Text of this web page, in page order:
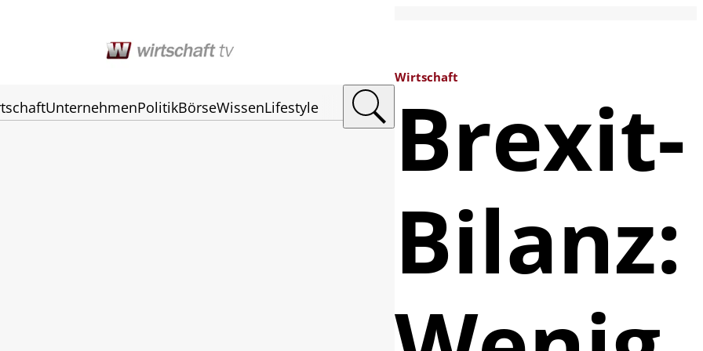
UnternehmenPolitikBörseWissenLifestyle
Wirtschaft
Brexit-
Bilanz: